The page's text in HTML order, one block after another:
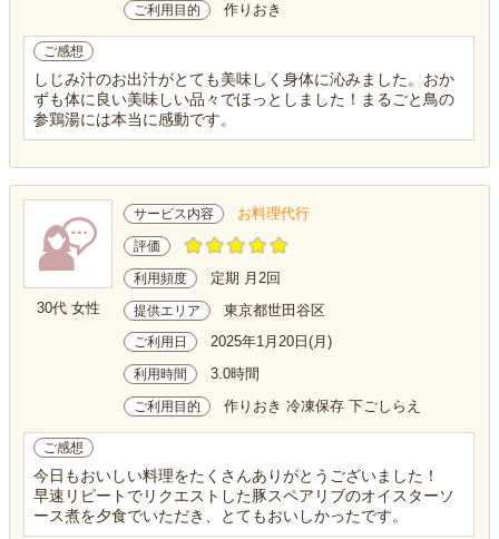
ご利用目的 作りおき
ご感想
しじみ汁のお出汁がとても美味しく身体に沁みました。おか
ずも体に良い美味しい品々でほっとしました！まるごと鳥の
参鶏湯には本当に感動です。
30代 女性
サービス内容 お料理代行
評価
利用頻度 定期 月2回
提供エリア 東京都世田谷区
ご利用日 2025年1月20日(月)
利用時間 3.0時間
ご利用目的 作りおき 冷凍保存 下ごしらえ
ご感想
今日もおいしい料理をたくさんありがとうございました！
早速リピートでリクエストした豚スペアリブのオイスターソ
ース煮を夕食でいただき、とてもおいしかったです。